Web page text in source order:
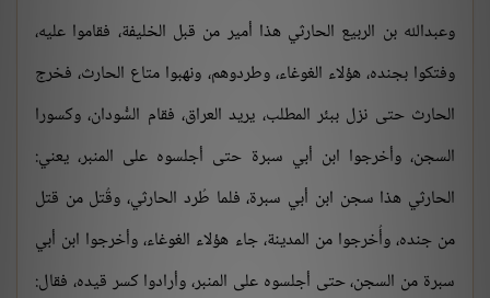
وعبدالله بن الربيع الحارثي هذا أمير من قبل الخليفة، فقاموا عليه،
وفتكوا بجنده، هؤلاء الغوغاء، وطردوهم، ونهبوا متاع الحارث، فخرج
الحارث حتى نزل ببئر المطلب، يريد العراق، فقام السُّودان، وكسورا
السجن، وأخرجوا ابن أبي سبرة حتى أجلسوه على المنبر، يعني:
الحارثي هذا سجن ابن أبي سبرة، فلما طُرد الحارثي، وقُتل من قتل
من جنده، وأُخرجوا من المدينة، جاء هؤلاء الغوغاء، وأخرجوا ابن أبي
سبرة من السجن، حتى أجلسوه على المنبر، وأرادوا كسر قيده، فقال: